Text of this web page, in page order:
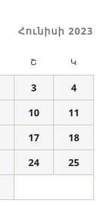
Հունիսի 2023
Շ Կ
3
4
10
11
17
18
24
25